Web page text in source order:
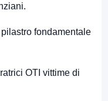
fondamentale
OTI vittime di